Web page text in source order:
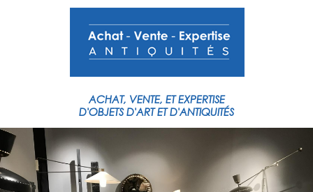
ACHAT, VENTE, ET EXPERTISE
D'OBJETS D'ART ET D'ANTIQUITÉS